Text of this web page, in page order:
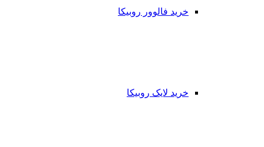
خرید فالوور روبیکا
خرید لایک روبیکا